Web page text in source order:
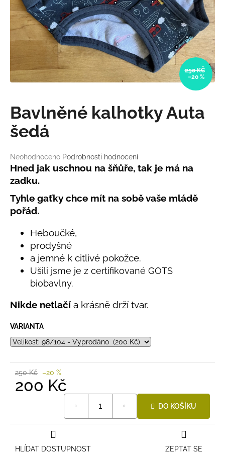
Průměrné
hodnocení
produktu
je
0,0
z
5
Neohodnoceno Podrobnosti hodnocení
Bavlněné kalhotky Auta
šedá
Hned jak uschnou na šňůře, tak je má na
zadku.
Tyhle gaťky chce mít na sobě vaše mládě
pořád.
Heboučké,
prodyšné
a jemné k citlivé pokožce.
Ušili jsme je z certifikované GOTS
biobavlny.
Nikde netlačí a krásně drží tvar.
VARIANTA
250 Kč –20 %
200 Kč
DO KOŠÍKU
ZEPTAT SE
HLÍDAT DOSTUPNOST
250 KČ
–20 %
a
j
í
HLEDAT
D
o
p
o
r
u
LETNÍ
UV
30
SVĚTLE
Kč